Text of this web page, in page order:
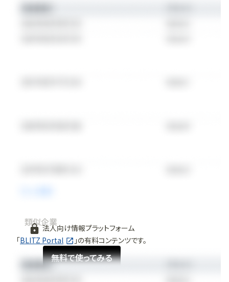
法人向け情報プラットフォーム
「BLITZ Portal 」の有料コンテンツです。
無料で使ってみる
類似企業